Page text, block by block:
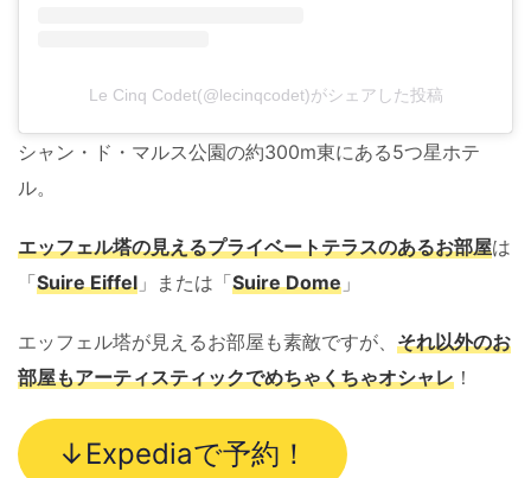
Le Cinq Codet(@lecinqcodet)がシェアした投稿
シャン・ド・マルス公園の約300m東にある5つ星ホテ
ル。
エッフェル塔の見えるプライベートテラスのあるお部屋は
「Suire Eiffel 」または「Suire Dome 」
エッフェル塔が見えるお部屋も素敵ですが、 それ以外のお
部屋もアーティスティックでめちゃくちゃオシャレ ！
↓Expediaで予約！